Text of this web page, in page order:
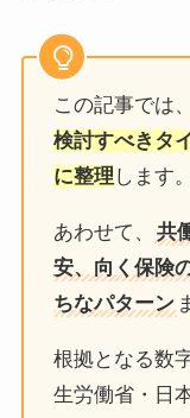
この記事では
検討すべきタ
に整理 します。
あわせて、
共
安、向く保険
ちなパターン
根拠となる数
生労働省・日